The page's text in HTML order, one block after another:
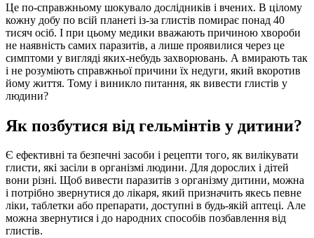
Це по-справжньому шокувало дослідників і вчених. В цілому
кожну добу по всій планеті із-за глистів помирає понад 40
тисяч осіб. І при цьому медики вважають причиною хвороби
не наявність самих паразитів, а лише проявилися через це
симптоми у вигляді яких-небудь захворювань. А вмирають так
і не розуміють справжньої причини їх недуги, який вкоротив
йому життя. Тому і виникло питання, як вивести глистів у
людини?
Як позбутися від гельмінтів у дитини?
Є ефективні та безпечні засоби і рецепти того, як вилікувати
глисти, які засіли в організмі людини. Для дорослих і дітей
вони різні. Щоб вивести паразитів з організму дитини, можна
і потрібно звернутися до лікаря, який призначить якесь певне
ліки, таблетки або препарати, доступні в будь-якій аптеці. Але
можна звернутися і до народних способів позбавлення від
глистів.